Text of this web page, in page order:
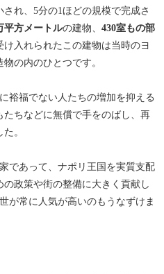
れ、5分の1ほどの規模で完成さ
平方メートルの建物、 430室もの部
け入れられたこの建物は当時のヨ
の内のひとつです。
裕福でない人たちの増加を抑える
ちなどに無償で手をのばし、再
。
であって、ナポリ王国を実質支配
政策や街の整備に大きく貢献し
が常に人気が高いのもうなずけま